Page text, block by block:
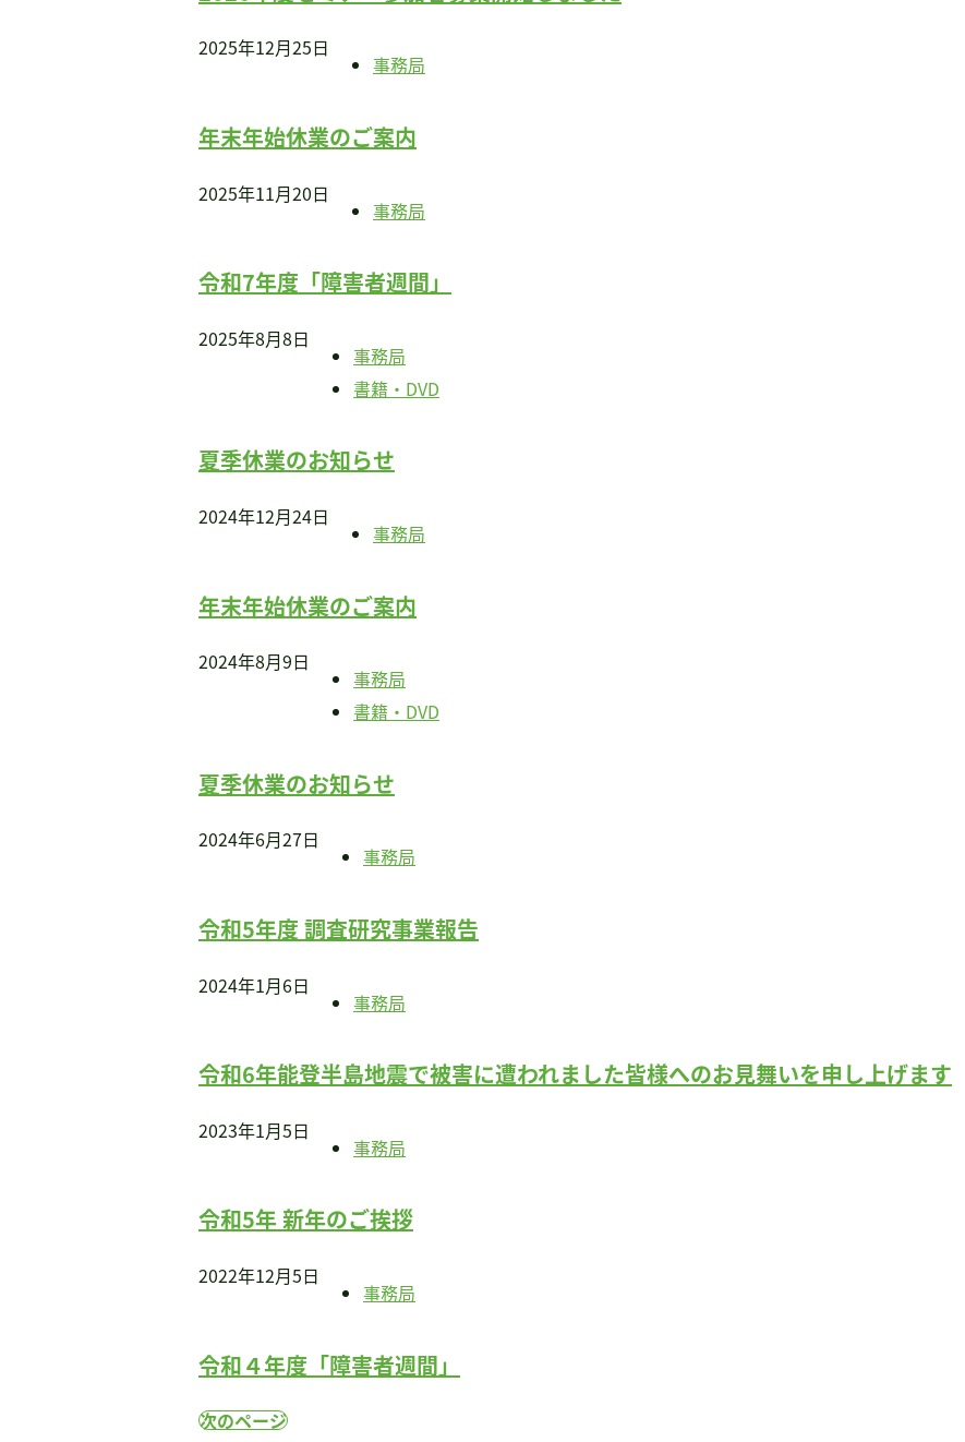
2025年12月25日
事務局
年末年始休業のご案内
2025年11月20日
事務局
令和7年度「障害者週間」
2025年8月8日
事務局
書籍・DVD
夏季休業のお知らせ
2024年12月24日
事務局
年末年始休業のご案内
2024年8月9日
事務局
書籍・DVD
夏季休業のお知らせ
2024年6月27日
事務局
令和5年度 調査研究事業報告
2024年1月6日
事務局
令和6年能登半島地震で被害に遭われました皆様へのお見舞いを申し上げます
2023年1月5日
事務局
令和5年 新年のご挨拶
2022年12月5日
事務局
令和４年度「障害者週間」
次のページ
書籍・DVD販売
おすすめ書籍
支援のお願い
会員募集